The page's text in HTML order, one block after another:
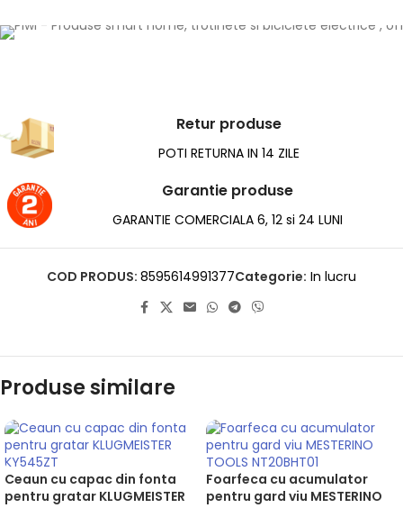
Retur produse
POTI RETURNA IN 14 ZILE
Garantie produse
GARANTIE COMERCIALA 6, 12 si 24 LUNI
COD PRODUS: 8595614991377Categorie: In lucru
Produse similare
Ceaun cu capac din fonta
pentru gratar KLUGMEISTER
Foarfeca cu acumulator
pentru gard viu MESTERINO